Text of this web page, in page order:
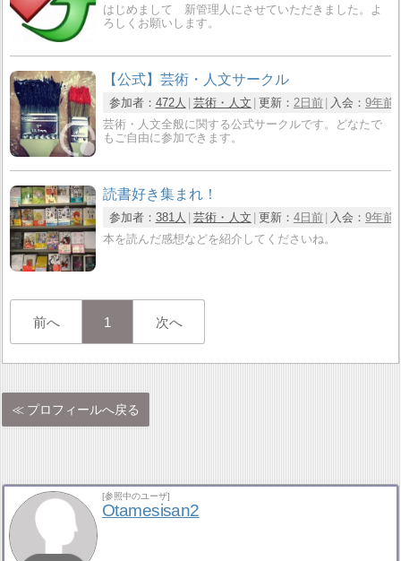
はじめまして 新管理人にさせていただきました。よ
ろしくお願いします。
【公式】芸術・人文サークル
参加者： 472人 芸術・人文 更新： 2日前 入会： 9年前
芸術・人文全般に関する公式サークルです。どなたで
もご自由に参加できます。
読書好き集まれ！
参加者： 381人 芸術・人文 更新： 4日前 入会： 9年前
本を読んだ感想などを紹介してくださいね。
前へ 1 次へ
プロフィールへ戻る
[参照中のユーザ]
Otamesisan2